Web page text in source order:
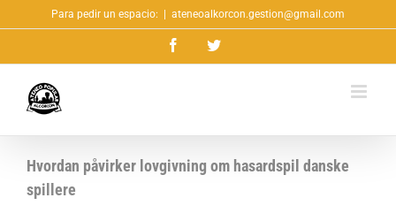
al
Para pedir un espacio: ateneoalkorcon.gestion@gmail.com
FacebookTwitter
Hvordan påvirker lovgivning om hasardspil danske
spillere